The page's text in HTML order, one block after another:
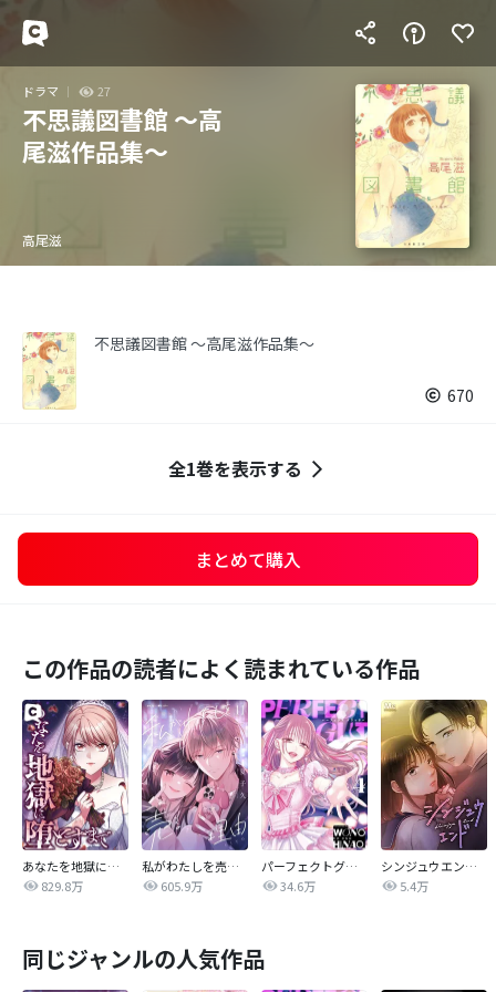
ドラマ 27
不思議図書館 ～高
尾滋作品集～
高尾滋
不思議図書館 ～高尾滋作品集～
670
全1巻を表示する
まとめて購入
この作品の読者によく読まれている作品
あなたを地獄に堕とすまで
829.8万
私がわたしを売る理由
605.9万
パーフェクトグリッター
34.6万
シンジュウエンド【タテヨミ】
5.4万
同じジャンルの人気作品